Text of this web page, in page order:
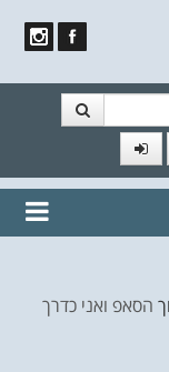
נשמח
הסאפ ואני כדרך